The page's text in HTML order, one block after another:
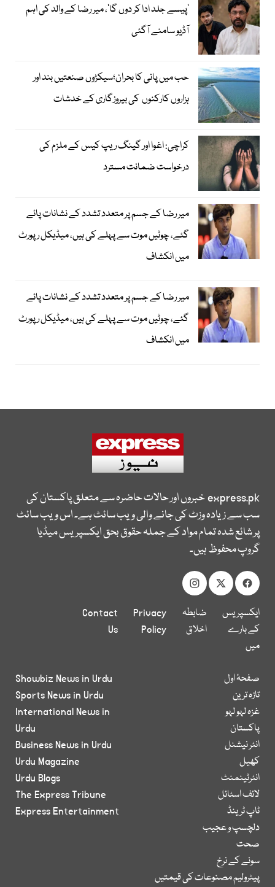
’پیسے جلد ادا کر دوں گا‘، میر رضا کے والد کی اہم
آڈیو سامنے آگئی
حب میں پانی کا بحران؛سیکڑوں صنعتیں بند اور
ہزاروں کارکنوں کی بیروزگاری کے خدشات
کراچی: اغوا اور گینگ ریپ کیس کے ملزم کی
درخواست ضمانت مسترد
میر رضا کے جسم پر متعدد تشدد کے نشانات پائے
گئے، چوٹیں موت سے پہلے کی ہیں، میڈیکل رپورٹ
میں انکشاف
میر رضا کے جسم پر متعدد تشدد کے نشانات پائے
گئے، چوٹیں موت سے پہلے کی ہیں، میڈیکل رپورٹ
میں انکشاف
express.pkخبروں اور حالات حاضرہ سے متعلق پاکستان کی
سب سے زیادہ وزٹ کی جانے والی ویب سائٹ ہے۔ اس ویب سائٹ
پر شائع شدہ تمام مواد کے جملہ حقوق بحق ایکسپریس میڈیا
گروپ محفوظ ہیں۔
ایکسپریس
کے بارے
میں
ضابطہ
اخلاق
Privacy
Policy
Contact
Us
صفحۂ اول
تازہ ترین
غزہ لہو لہو
پاکستان
انٹر نیشنل
کھیل
انٹرٹینمنٹ
لائف اسٹائل
ٹاپ ٹرینڈ
دلچسپ و عجیب
صحت
سونے کے نرخ
پیٹرولیم مصنوعات کی قیمتیں
Showbiz News in Urdu
Sports News in Urdu
International News in
Urdu
Business News in Urdu
Urdu Magazine
Urdu Blogs
The Express Tribune
Express Entertainment